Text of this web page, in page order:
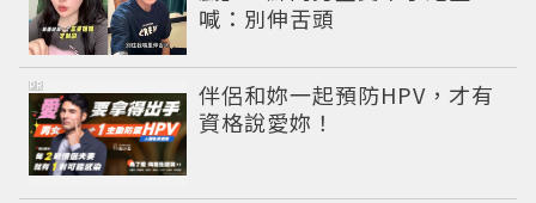
喊：別伸舌頭
伴侶和妳一起預防HPV，才有
資格說愛妳！
PR